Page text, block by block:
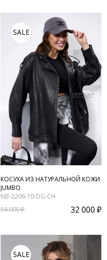
SALE
КОСУХА ИЗ НАТУРАЛЬНОЙ КОЖИ
JUMBO
NB-2206-70-DG-CH
54 000 ₽
32 000 ₽
SALE